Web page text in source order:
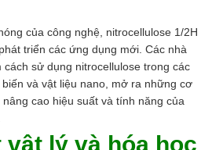
của công nghệ, nitrocellulose 1/2H
triển các ứng dụng mới. Các nhà
sử dụng nitrocellulose trong các
và vật liệu nano, mở ra những cơ
cao hiệu suất và tính năng của
vật lý và hóa học